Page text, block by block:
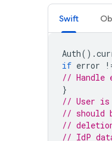
Swift
Auth().
if error
// Handle
}
// User is
// should
// deletion
// IdP